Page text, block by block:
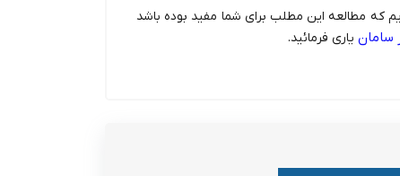
که مطالعه این مطلب برای شما مفید بوده باشد
سامان یاری فرمائید.